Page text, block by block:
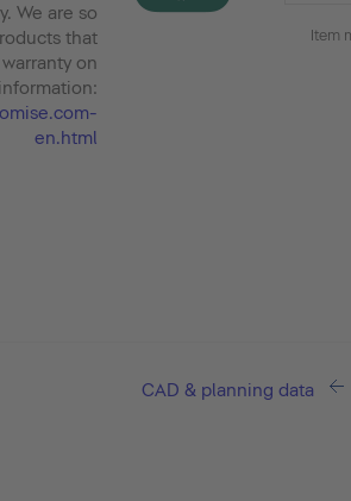
Item
We are so
that
on
en.html
CAD & planning data